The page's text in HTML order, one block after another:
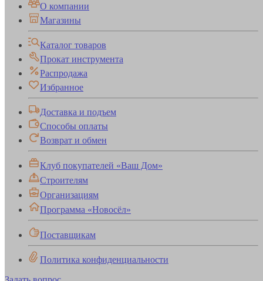
О компании
Магазины
Каталог товаров
Прокат инструмента
Распродажа
Избранное
Доставка и подъем
Способы оплаты
Возврат и обмен
Клуб покупателей «Ваш Дом»
Строителям
Организациям
Программа «Новосёл»
Поставщикам
Политика конфиденциальности